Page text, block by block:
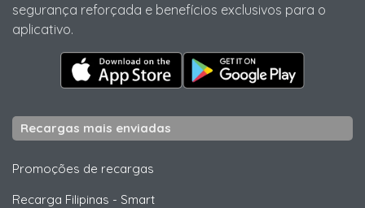
segurança reforçada e benefícios exclusivos para o
aplicativo.
Recargas mais enviadas
Promoções de recargas
Recarga Filipinas - Smart